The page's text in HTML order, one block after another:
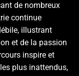
de nombreux
continue
illustrant
et de la passion
inspire et
plus inattendus,